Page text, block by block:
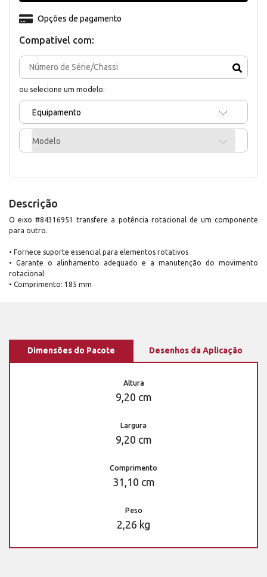
Compativel com:
ou selecione um modelo:
Equipamento
Modelo
Opções de pagamento
Descrição
O eixo #84316951 transfere a potência rotacional de um componente
para outro.
• Fornece suporte essencial para elementos rotativos
• Garante o alinhamento adequado e a manutenção do movimento
rotacional
• Comprimento: 185 mm
Dimensões do Pacote Desenhos da Aplicação
Altura
9,20 cm
Largura
9,20 cm
Comprimento
31,10 cm
Peso
2,26 kg